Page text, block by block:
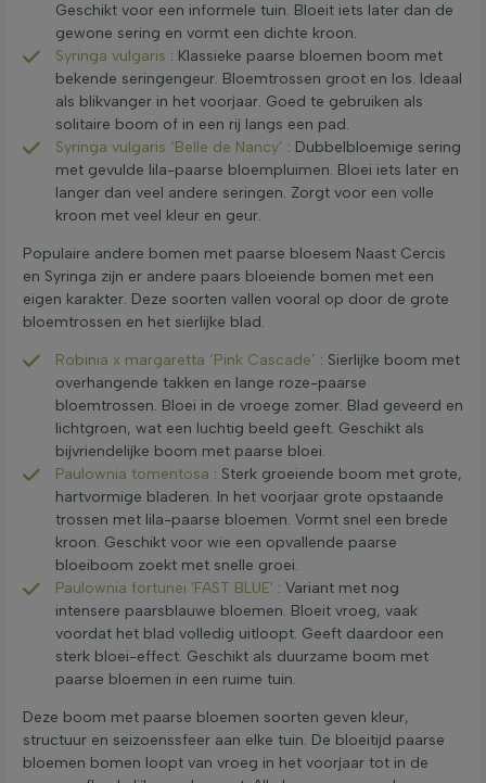
Geschikt voor een informele tuin. Bloeit iets later dan de
gewone sering en vormt een dichte kroon.
Syringa vulgaris : Klassieke paarse bloemen boom met
bekende seringengeur. Bloemtrossen groot en los. Ideaal
als blikvanger in het voorjaar. Goed te gebruiken als
solitaire boom of in een rij langs een pad.
Syringa vulgaris ‘Belle de Nancy’ : Dubbelbloemige sering
met gevulde lila-paarse bloempluimen. Bloei iets later en
langer dan veel andere seringen. Zorgt voor een volle
kroon met veel kleur en geur.
Populaire andere bomen met paarse bloesem Naast Cercis
en Syringa zijn er andere paars bloeiende bomen met een
eigen karakter. Deze soorten vallen vooral op door de grote
bloemtrossen en het sierlijke blad.
Robinia x margaretta ‘Pink Cascade’ : Sierlijke boom met
overhangende takken en lange roze-paarse
bloemtrossen. Bloei in de vroege zomer. Blad geveerd en
lichtgroen, wat een luchtig beeld geeft. Geschikt als
bijvriendelijke boom met paarse bloei.
Paulownia tomentosa : Sterk groeiende boom met grote,
hartvormige bladeren. In het voorjaar grote opstaande
trossen met lila-paarse bloemen. Vormt snel een brede
kroon. Geschikt voor wie een opvallende paarse
bloeiboom zoekt met snelle groei.
Paulownia fortunei 'FAST BLUE' : Variant met nog
intensere paarsblauwe bloemen. Bloeit vroeg, vaak
voordat het blad volledig uitloopt. Geeft daardoor een
sterk bloei-effect. Geschikt als duurzame boom met
paarse bloemen in een ruime tuin.
Deze boom met paarse bloemen soorten geven kleur,
structuur en seizoenssfeer aan elke tuin. De bloeitijd paarse
bloemen bomen loopt van vroeg in het voorjaar tot in de